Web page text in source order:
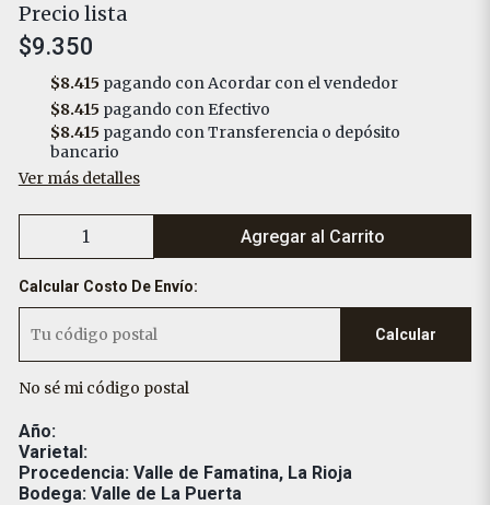
Precio lista
$9.350
$8.415 pagando con Acordar con el vendedor
$8.415 pagando con Efectivo
$8.415 pagando con Transferencia o depósito
bancario
Ver más detalles
Agregar al Carrito
Calcular Costo De Envío:
Calcular
No sé mi código postal
Año:
Varietal:
Procedencia: Valle de Famatina, La Rioja
Bodega: Valle de La Puerta